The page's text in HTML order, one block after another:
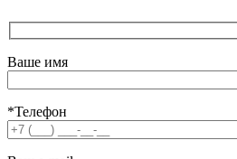
Ваше имя
*Телефон